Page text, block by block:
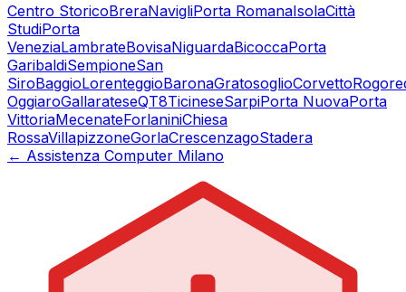
Centro StoricoBreraNavigliPorta RomanaIsolaCittà
StudiPorta
VeneziaLambrateBovisaNiguardaBicoccaPorta
GaribaldiSempioneSan
SiroBaggioLorenteggioBaronaGratosoglioCorvetto
OggiaroGallarateseQT8TicineseSarpiPorta NuovaPorta
VittoriaMecenateForlaniniChiesa
RossaVillapizzoneGorlaCrescenzagoStadera
← Assistenza Computer Milano